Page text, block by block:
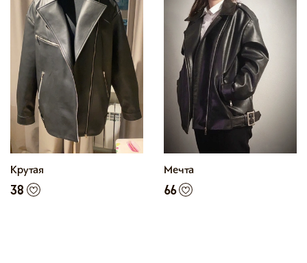
Крутая
38
Мечта
66